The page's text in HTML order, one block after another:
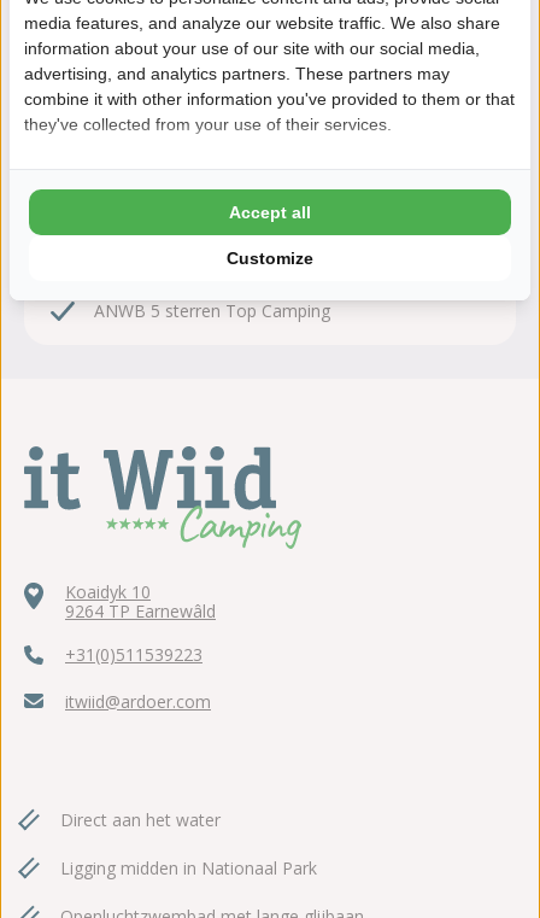
Zeker boeken!
Na het boeken heb je nog 24 uur bedenktijd om
kosteloos te wijzigen of te annuleren.
Daarom boek je bij It Wiid
8,6 Ardoer Gastenbeoordeling
24 uur bedenktijd
ANWB 5 sterren Top Camping
Koaidyk 10
9264 TP Earnewâld
+31(0)511539223
itwiid@ardoer.com
Direct aan het water
Ligging midden in Nationaal Park
media features, and analyze our website traffic. We also share
information about your use of our site with our social media,
advertising, and analytics partners. These partners may
combine it with other information you've provided to them or that
they've collected from your use of their services.
Customize
Accept all